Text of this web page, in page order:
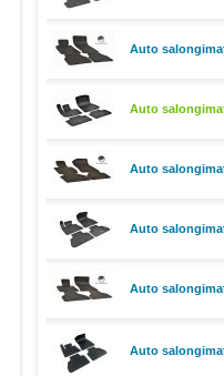
Auto
Auto
Auto
Auto
Auto
Auto